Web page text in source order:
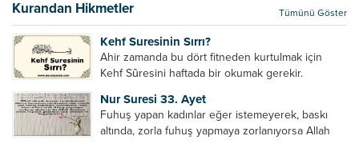
elçi kelimesinin manasından...
Kurandan Hikmetler Tümünü Göster
Kehf Suresinin Sırrı?
Ahir zamanda bu dört fitneden kurtulmak için
Kehf Sûresini haftada bir okumak gerekir.
din algısı, yanlış din öğreten hoca algısını yenmek
vb. Dini doğru...
Nur Suresi 33. Ayet
Fuhuş yapan kadınlar eğer istemeyerek, baskı
altında, zorla fuhuş yapmaya zorlanıyorsa Allah